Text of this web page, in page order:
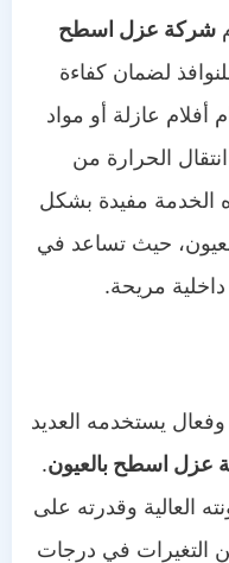
شركة عزل اسطح
لضمان كفاءة
أفلام عازلة أو مواد
الحرارة من
الخدمة مفيدة بشكل
حيث تساعد في
مريحة.
يستخدمه العديد
عزل اسطح بالعيون.
العالية وقدرته على
التغيرات في درجات